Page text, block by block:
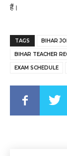
हैं।
TAGS BIHAR
BIHAR TEACHER
EXAM SCHEDULE